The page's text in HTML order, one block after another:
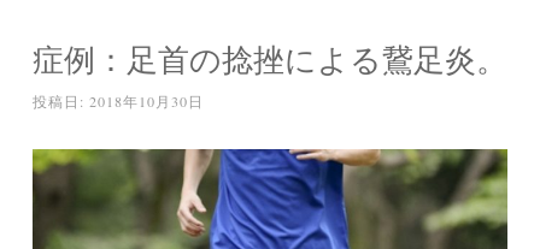
症例：足首の捻挫による鵞足炎。
投稿日: 2018年10月30日